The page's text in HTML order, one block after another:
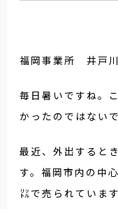
福岡事業所 井戸川
毎日暑いですね。
かったのではない
最近、外出すると
す。福岡市内の中
㍑で売られています